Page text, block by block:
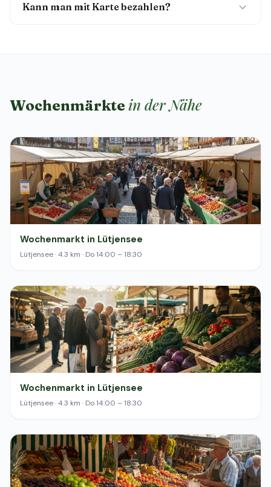
Kann man mit Karte bezahlen?
Wochenmärkte in der Nähe
Wochenmarkt in Lütjensee
Lütjensee · 4.3 km · Do 14:00 – 18:30
Wochenmarkt in Lütjensee
Lütjensee · 4.3 km · Do 14:00 – 18:30